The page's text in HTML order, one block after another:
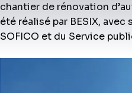
chantier de rénovation
été réalisé par BESIX,
SOFICO et du Service